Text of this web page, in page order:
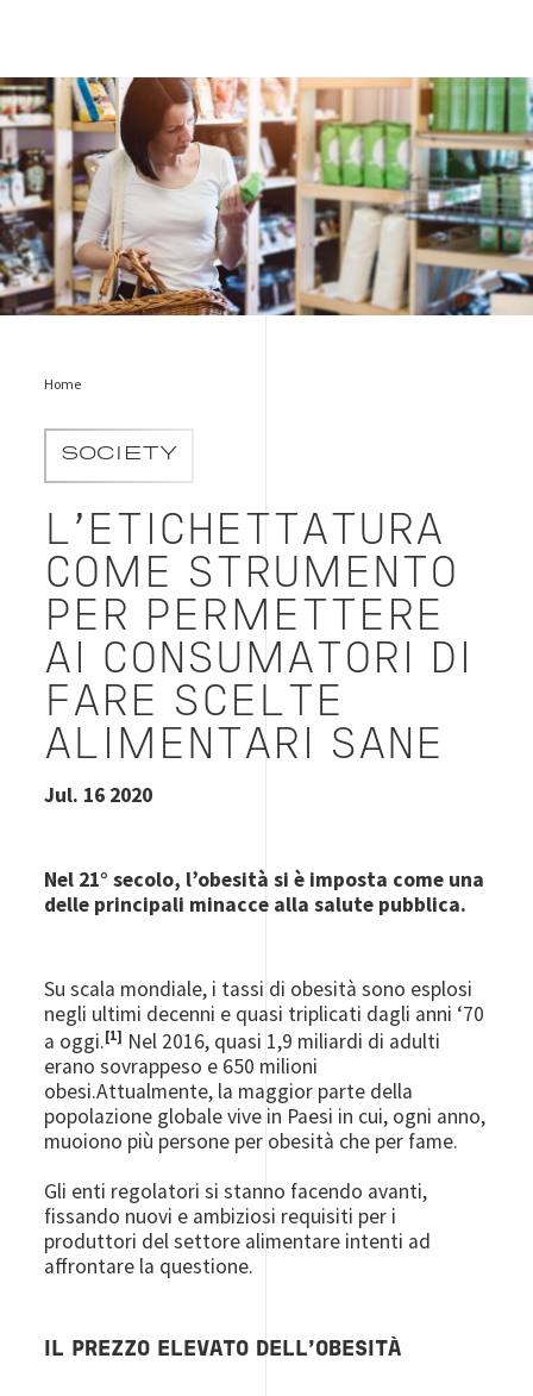
etichettatura-alimenti
Home
SOCIETY
L’ETICHETTATURA
COME STRUMENTO
PER PERMETTERE
AI CONSUMATORI DI
FARE SCELTE
ALIMENTARI SANE
Jul. 16 2020
Nel 21° secolo, l’obesità si è imposta come una
delle principali minacce alla salute pubblica.
Su scala mondiale, i tassi di obesità sono esplosi
negli ultimi decenni e quasi triplicati dagli anni ‘70
a oggi.[1] Nel 2016, quasi 1,9 miliardi di adulti
erano sovrappeso e 650 milioni
obesi.Attualmente, la maggior parte della
popolazione globale vive in Paesi in cui, ogni anno,
muoiono più persone per obesità che per fame.
Gli enti regolatori si stanno facendo avanti,
fissando nuovi e ambiziosi requisiti per i
produttori del settore alimentare intenti ad
affrontare la questione.
IL PREZZO ELEVATO DELL’OBESITÀ